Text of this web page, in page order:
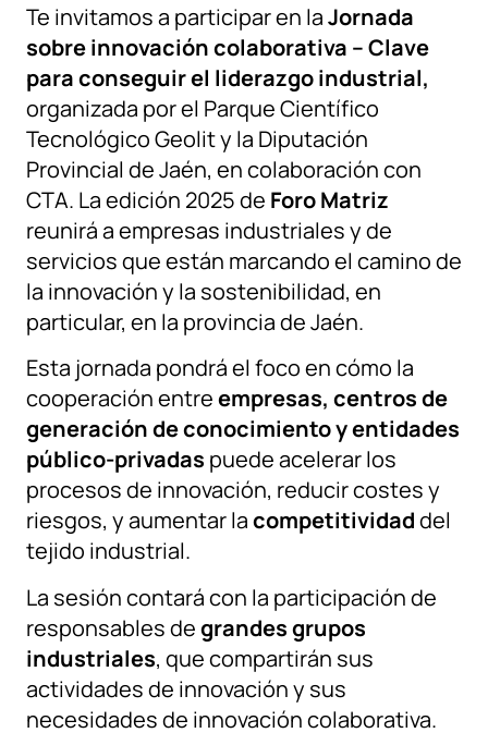
Te invitamos a participar en laJornada
sobre innovación colaborativa – Clave
para conseguir el liderazgo industrial,
organizada por el Parque Científico
Tecnológico Geolit y la Diputación
Provincial de Jaén, en colaboración con
CTA. La edición 2025 de Foro Matriz
reunirá a empresas industriales y de
servicios que están marcando el camino de
la innovación y la sostenibilidad, en
particular, en la provincia de Jaén.
Esta jornada pondrá el foco en cómo la
cooperación entreempresas, centros de
generación de conocimiento y entidades
público-privadas puede acelerar los
procesos de innovación, reducir costes y
riesgos, y aumentar lacompetitividaddel
tejido industrial.
La sesión contará con la participación de
responsables degrandes grupos
industriales, que compartirán sus
actividades de innovación y sus
necesidades de innovación colaborativa.